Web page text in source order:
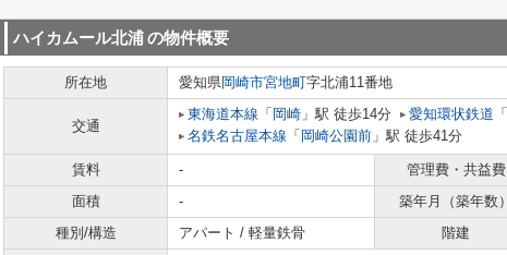
ハイカムール北浦の物件概要
所在地 愛知県岡崎市宮地町字北浦11番地
交通
東海道本線 「 岡崎 」駅 徒歩14分 愛知環状鉄道 「
名鉄名古屋本線 「 岡崎公園前 」駅 徒歩41分
賃料 - 管理費・共益費
面積
- 築年月（築年数）
種別/構造
アパート / 軽量鉄骨 階建